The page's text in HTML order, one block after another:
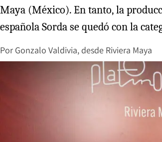
Maya (México). En tanto, la
española Sorda se quedó con la
Por Gonzalo Valdivia, desde Riviera Maya